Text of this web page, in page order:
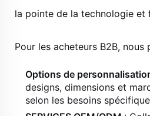
la pointe de la technologie et
Pour les acheteurs B2B, nous
Options de
designs, dimensions et
selon les besoins